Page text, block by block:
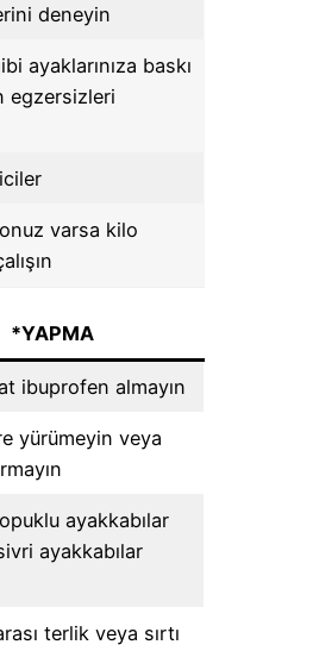
deneyin
ayaklarınıza baskı
egzersizleri
varsa kilo
*YAPMA
ibuprofen almayın
yürümeyin veya
ayakkabılar
ayakkabılar
terlik veya sırtı